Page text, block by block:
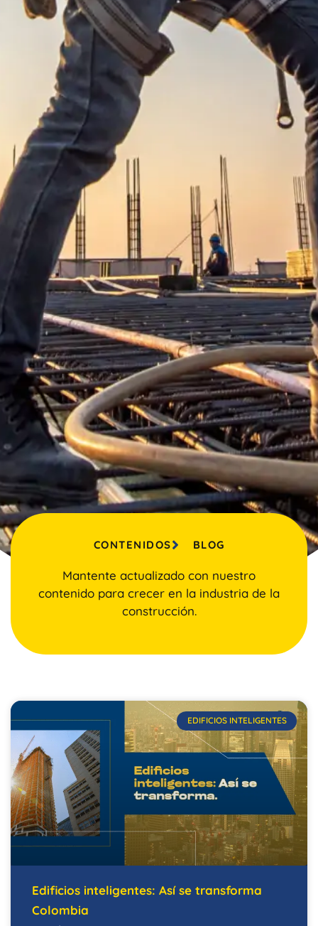
CONTENIDOS BLOG
Mantente actualizado con nuestro
contenido para crecer en la industria de la
construcción.
EDIFICIOS INTELIGENTES
Edificios inteligentes: Así se transforma
Colombia